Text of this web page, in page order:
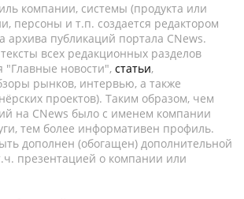
компании, системы (продукта или
персоны и т.п. создается редактором
архива публикаций портала CNews.
всех редакционных разделов
"Главные новости", статьи,
рынков, интервью, а также
проектов). Таким образом, чем
на CNews было с именем компании
тем более информативен профиль.
дополнен (обогащен) дополнительной
презентацией о компании или